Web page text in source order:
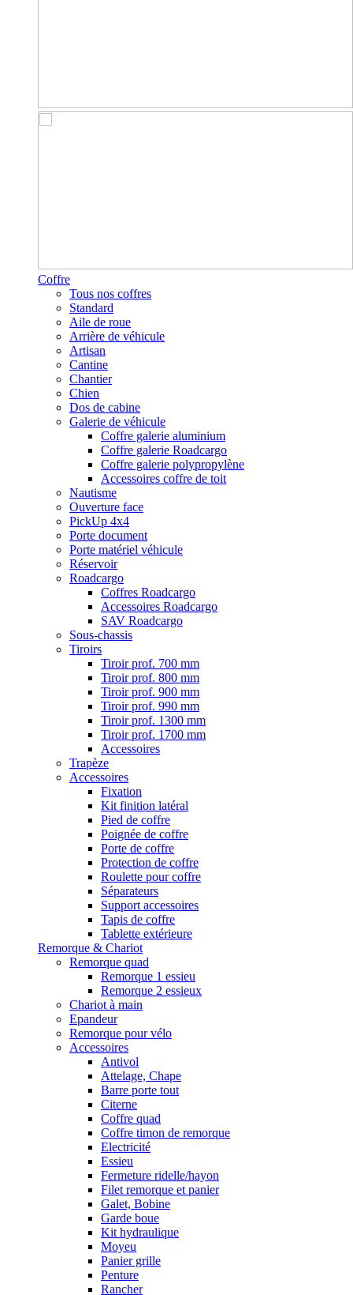
Coffre
Tous nos coffres
Standard
Aile de roue
Arrière de véhicule
Artisan
Cantine
Chantier
Chien
Dos de cabine
Galerie de véhicule
Coffre galerie aluminium
Coffre galerie Roadcargo
Coffre galerie polypropylène
Accessoires coffre de toit
Nautisme
Ouverture face
PickUp 4x4
Porte document
Porte matériel véhicule
Réservoir
Roadcargo
Coffres Roadcargo
Accessoires Roadcargo
SAV Roadcargo
Sous-chassis
Tiroirs
Tiroir prof. 700 mm
Tiroir prof. 800 mm
Tiroir prof. 900 mm
Tiroir prof. 990 mm
Tiroir prof. 1300 mm
Tiroir prof. 1700 mm
Accessoires
Trapèze
Accessoires
Fixation
Kit finition latéral
Pied de coffre
Poignée de coffre
Porte de coffre
Protection de coffre
Roulette pour coffre
Séparateurs
Support accessoires
Tapis de coffre
Tablette extérieure
Remorque & Chariot
Remorque quad
Remorque 1 essieu
Remorque 2 essieux
Chariot à main
Epandeur
Remorque pour vélo
Accessoires
Antivol
Attelage, Chape
Barre porte tout
Citerne
Coffre quad
Coffre timon de remorque
Electricité
Essieu
Fermeture ridelle/hayon
Filet remorque et panier
Galet, Bobine
Garde boue
Kit hydraulique
Moyeu
Panier grille
Penture
Rancher